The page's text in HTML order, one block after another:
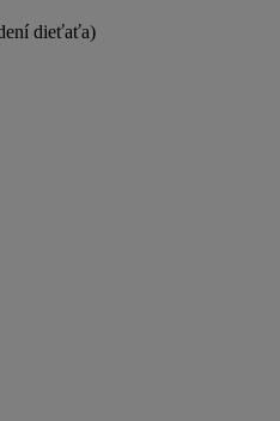
dieťaťa)